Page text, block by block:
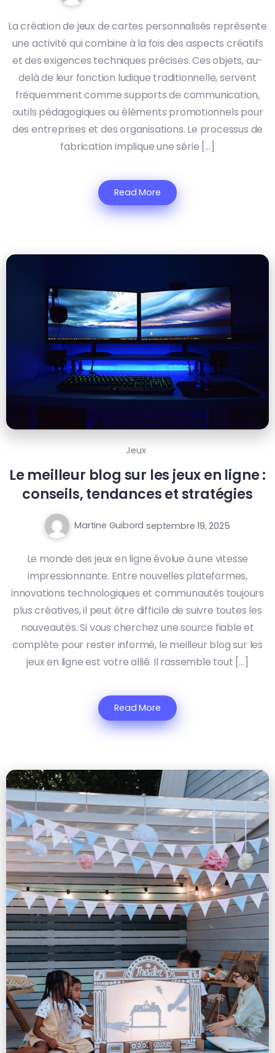
La création de jeux de cartes personnalisés représente
une activité qui combine à la fois des aspects créatifs
et des exigences techniques précises. Ces objets, au-
delà de leur fonction ludique traditionnelle, servent
fréquemment comme supports de communication,
outils pédagogiques ou éléments promotionnels pour
des entreprises et des organisations. Le processus de
fabrication implique une série […]
Read More
Jeux
Le meilleur blog sur les jeux en ligne :
conseils, tendances et stratégies
Martine Guibord septembre 19, 2025
Le monde des jeux en ligne évolue à une vitesse
impressionnante. Entre nouvelles plateformes,
innovations technologiques et communautés toujours
plus créatives, il peut être difficile de suivre toutes les
nouveautés. Si vous cherchez une source fiable et
complète pour rester informé, le meilleur blog sur les
jeux en ligne est votre allié. Il rassemble tout […]
Read More